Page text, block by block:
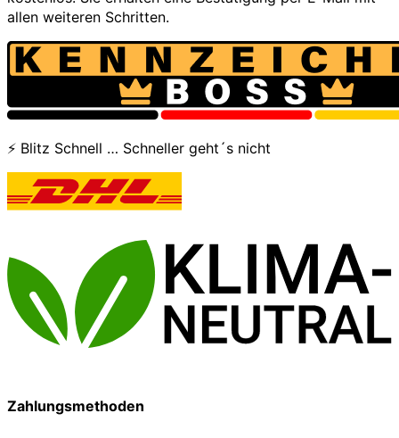
allen weiteren Schritten.
⚡ Blitz Schnell … Schneller geht´s nicht
Zahlungsmethoden